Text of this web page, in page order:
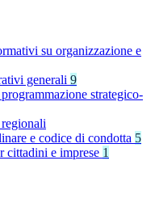
su organizzazione e
generali 9
strategico-
e codice di condotta 5
cittadini e imprese 1